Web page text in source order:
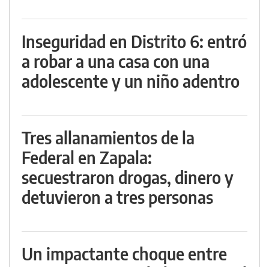
Inseguridad en Distrito 6: entró
a robar a una casa con una
adolescente y un niño adentro
Tres allanamientos de la
Federal en Zapala:
secuestraron drogas, dinero y
detuvieron a tres personas
Un impactante choque entre